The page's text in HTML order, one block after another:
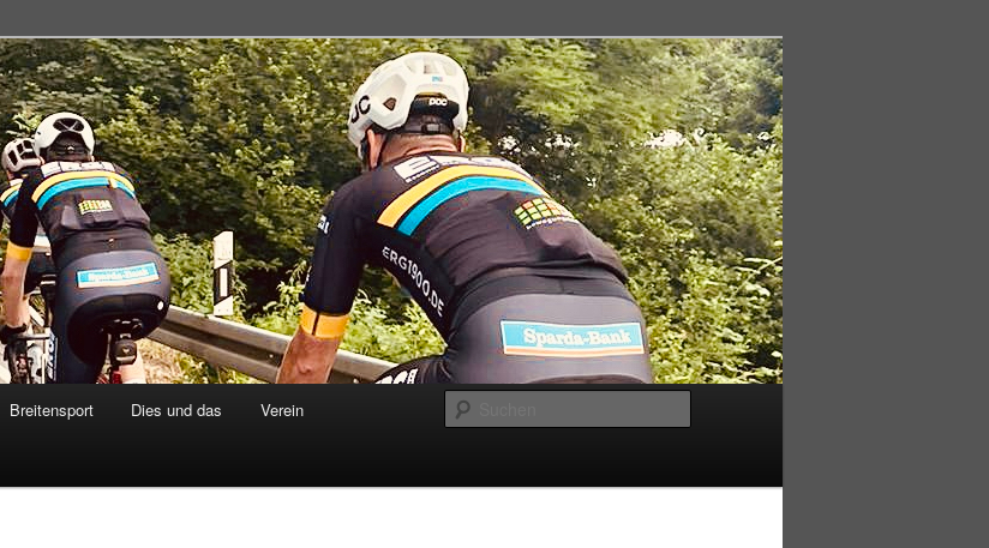
Breitensport Dies und das Verein